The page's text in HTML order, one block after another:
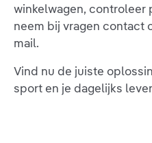
winkelwagen, controleer
neem bij vragen contact
mail.
Vind nu de juiste
sport en je dagelijks